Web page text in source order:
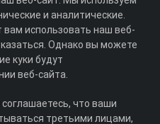
и аналитические.
вам использовать наш веб-
Однако вы можете
куки будут
веб-сайта.
что ваши
третьими лицами,